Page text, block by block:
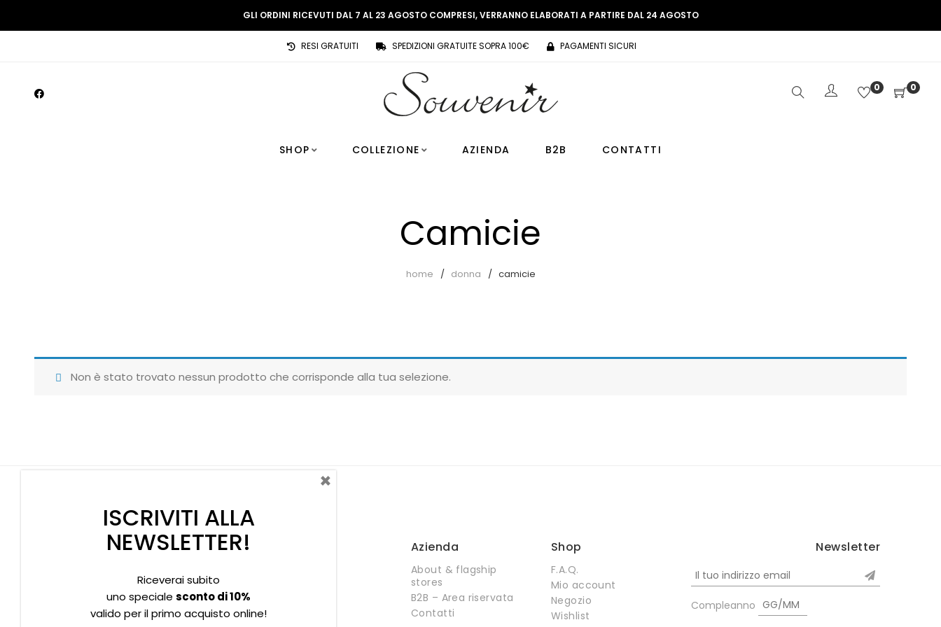
GLI ORDINI RICEVUTI DAL 7 AL 23 AGOSTO COMPRESI, VERRANNO ELABORATI A PARTIRE DAL 24 AGOSTO
RESI GRATUITI SPEDIZIONI GRATUITE SOPRA 100€ PAGAMENTI SICURI
0 0
SHOP COLLEZIONE AZIENDA B2B CONTATTI
Camicie
home donna camicie
Non è stato trovato nessun prodotto che corrisponde alla tua selezione.
Privacy policy Informativa Cookies
Azienda
About & flagship
stores
B2B – Area riservata
Contatti
Shop
F.A.Q.
Mio account
Negozio
Wishlist
Newsletter
Compleanno
ISCRIVITI ALLA
NEWSLETTER!
Riceverai subito
uno speciale sconto di 10%
valido per il primo acquisto online!
×